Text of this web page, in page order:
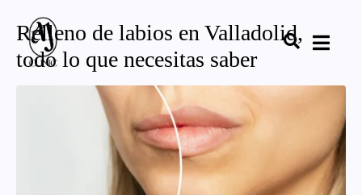
Relleno de labios en Valladolid,
todo lo que necesitas saber